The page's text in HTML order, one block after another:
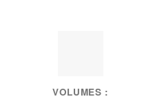
VOLUMES :